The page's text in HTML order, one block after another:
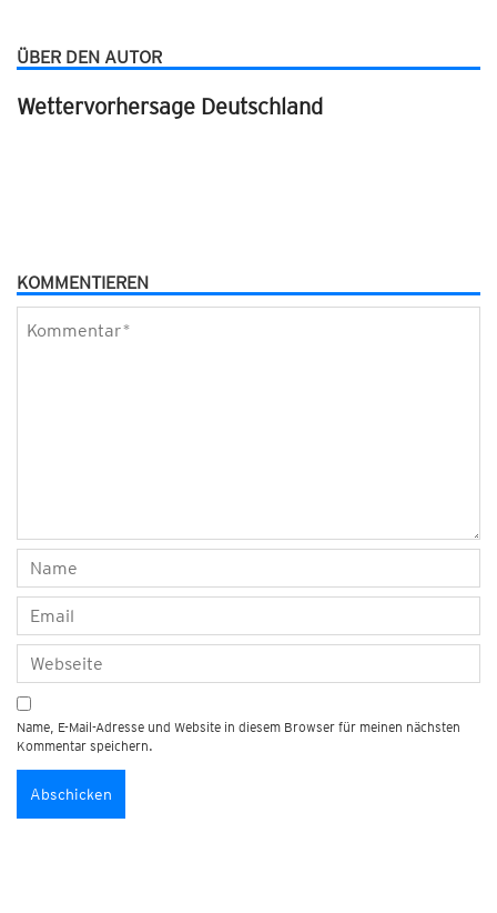
ÜBER DEN AUTOR
Wettervorhersage Deutschland
KOMMENTIEREN
Name, E-Mail-Adresse und Website in diesem Browser für meinen nächsten
Kommentar speichern.